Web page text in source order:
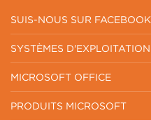
SUIS-NOUS SUR FACEBOOK
SYSTÈMES D'EXPLOITATION
MICROSOFT OFFICE
PRODUITS MICROSOFT